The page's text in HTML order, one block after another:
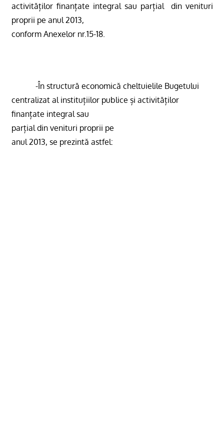
activităților finanțate integral sau parțial
din venituri
proprii pe anul 2013,
conform Anexelor nr.15-18.
-În structură economică cheltuielile Bugetului
centralizat al instituțiilor publice și activităților
finanțate integral sau
parțial din venituri proprii pe
anul 2013, se prezintă astfel: